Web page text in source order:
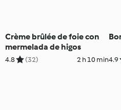
Crème brûlée de foie con
mermelada de higos
4.8 (32) 2 h 10 min4.9